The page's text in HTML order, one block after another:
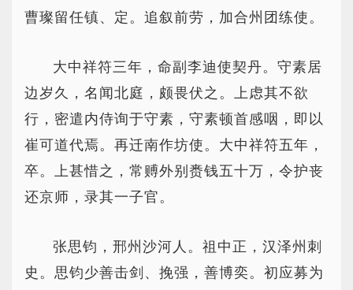
曹璨留任镇、定。追叙前劳，加合州团练使。
大中祥符三年，命副李迪使契丹。守素居
边岁久，名闻北庭，颇畏伏之。上虑其不欲
行，密遣内侍询于守素，守素顿首感咽，即以
崔可道代焉。再迁南作坊使。大中祥符五年，
卒。上甚惜之，常赙外别赉钱五十万，令护丧
还京师，录其一子官。
张思钧，邢州沙河人。祖中正，汉泽州刺
史。思钧少善击剑、挽强，善博奕。初应募为